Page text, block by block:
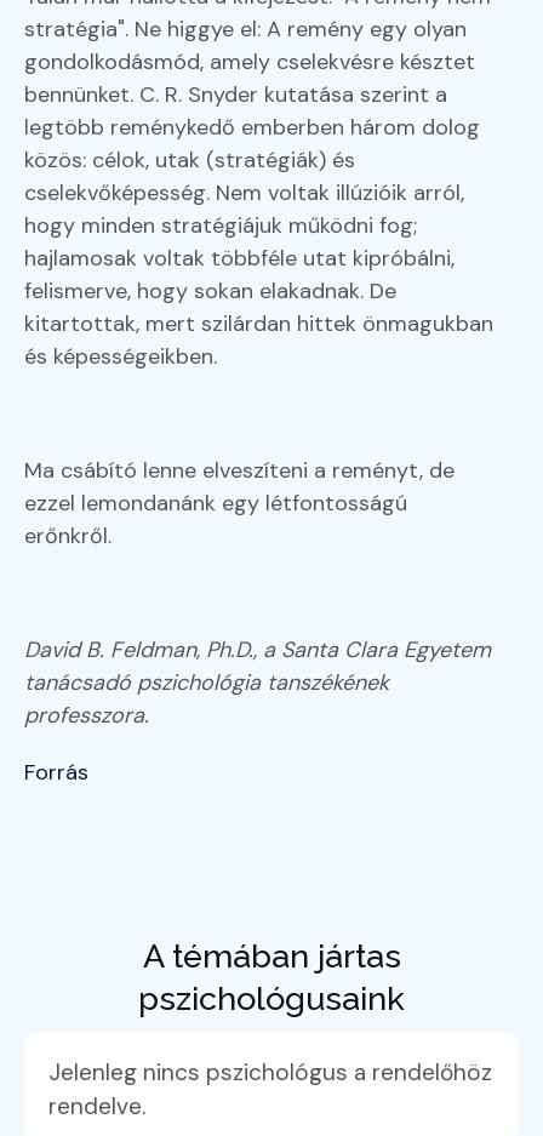
stratégia". Ne higgye el: A remény egy olyan
gondolkodásmód, amely cselekvésre késztet
bennünket. C. R. Snyder kutatása szerint a
legtöbb reménykedő emberben három dolog
közös: célok, utak (stratégiák) és
cselekvőképesség. Nem voltak illúzióik arról,
hogy minden stratégiájuk működni fog;
hajlamosak voltak többféle utat kipróbálni,
felismerve, hogy sokan elakadnak. De
kitartottak, mert szilárdan hittek önmagukban
és képességeikben.
Ma csábító lenne elveszíteni a reményt, de
ezzel lemondanánk egy létfontosságú
erőnkről.
David B. Feldman, Ph.D., a Santa Clara Egyetem
tanácsadó pszichológia tanszékének
professzora.
Forrás
A témában jártas
pszichológusaink
Jelenleg nincs pszichológus a rendelőhöz
rendelve.